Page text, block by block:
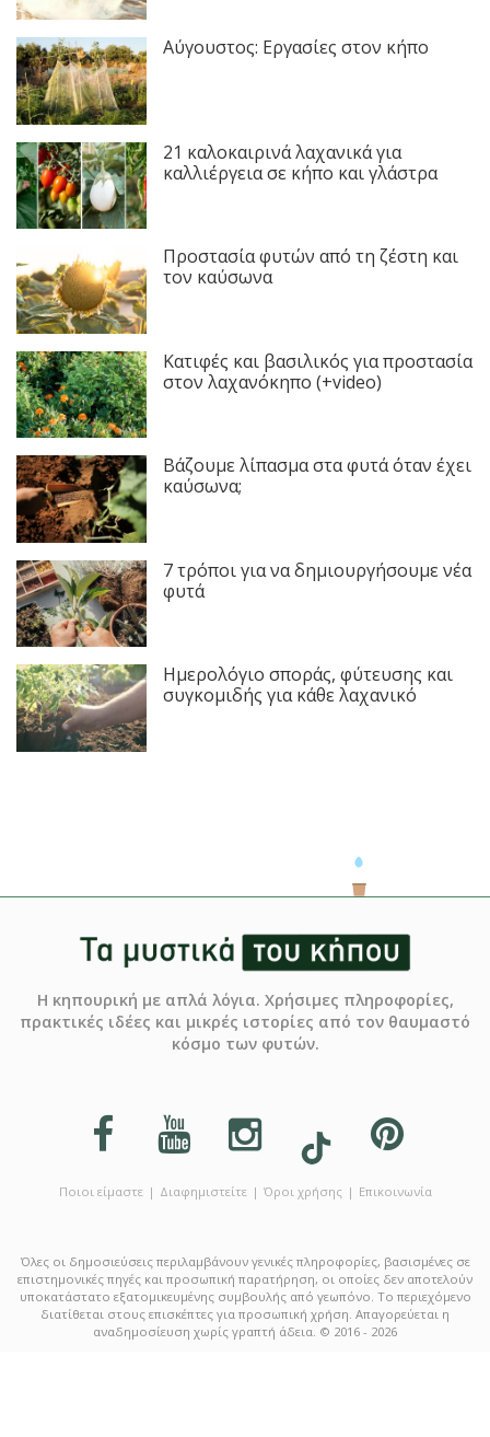
Αύγουστος: Εργασίες στον κήπο
21 καλοκαιρινά λαχανικά για
καλλιέργεια σε κήπο και γλάστρα
Προστασία φυτών από τη ζέστη και
τον καύσωνα
Κατιφές και βασιλικός για προστασία
στον λαχανόκηπο (+video)
Βάζουμε λίπασμα στα φυτά όταν έχει
καύσωνα;
7 τρόποι για να δημιουργήσουμε νέα
φυτά
Ημερολόγιο σποράς, φύτευσης και
συγκομιδής για κάθε λαχανικό
Η κηπουρική με απλά λόγια. Χρήσιμες πληροφορίες,
πρακτικές ιδέες και μικρές ιστορίες από τον θαυμαστό
κόσμο των φυτών.
Ποιοι είμαστε Διαφημιστείτε Όροι χρήσης Επικοινωνία
Όλες οι δημοσιεύσεις περιλαμβάνουν γενικές πληροφορίες, βασισμένες σε
επιστημονικές πηγές και προσωπική παρατήρηση, οι οποίες δεν αποτελούν
υποκατάστατο εξατομικευμένης συμβουλής από γεωπόνο. Το περιεχόμενο
διατίθεται στους επισκέπτες για προσωπική χρήση. Απαγορεύεται η
αναδημοσίευση χωρίς γραπτή άδεια. © 2016 - 2026